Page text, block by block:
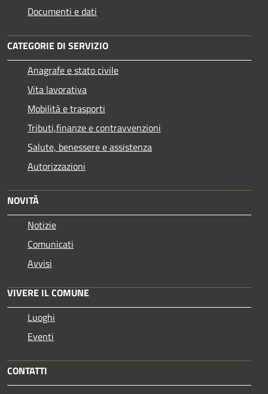
Documenti e dati
CATEGORIE DI SERVIZIO
Anagrafe e stato civile
Vita lavorativa
Mobilità e trasporti
Tributi,finanze e contravvenzioni
Salute, benessere e assistenza
Autorizzazioni
NOVITÀ
Notizie
Comunicati
Avvisi
VIVERE IL COMUNE
Luoghi
Eventi
CONTATTI